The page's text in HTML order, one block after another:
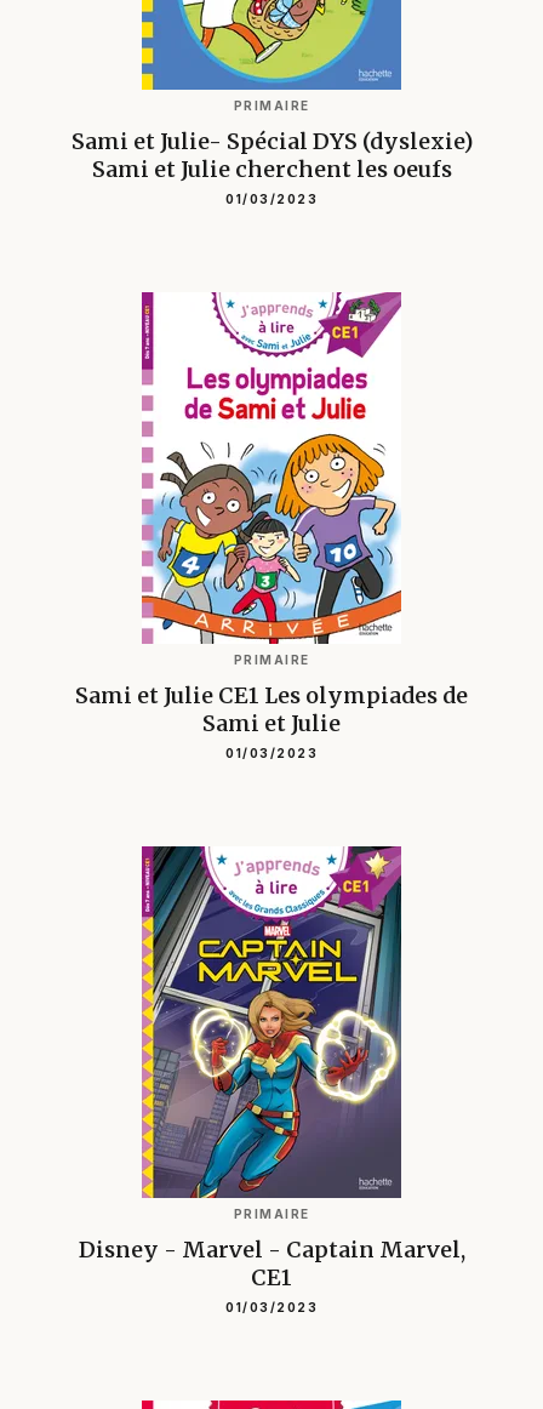
PRIMAIRE
Sami et Julie- Spécial DYS (dyslexie)
Sami et Julie cherchent les oeufs
01/03/2023
PRIMAIRE
Sami et Julie CE1 Les olympiades de
Sami et Julie
01/03/2023
PRIMAIRE
Disney - Marvel - Captain Marvel,
CE1
01/03/2023